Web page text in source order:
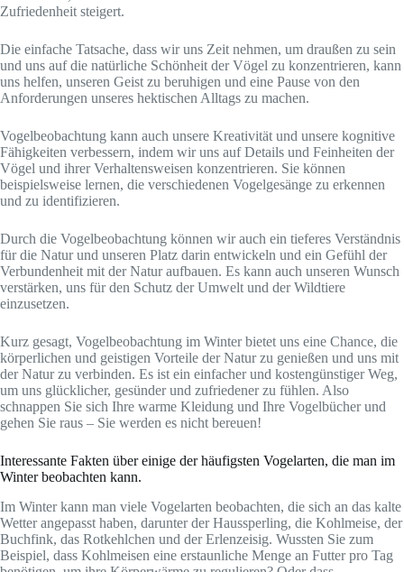
Zufriedenheit steigert.
Die einfache Tatsache, dass wir uns Zeit nehmen, um draußen zu sein
und uns auf die natürliche Schönheit der Vögel zu konzentrieren, kann
uns helfen, unseren Geist zu beruhigen und eine Pause von den
Anforderungen unseres hektischen Alltags zu machen.
Vogelbeobachtung kann auch unsere Kreativität und unsere kognitive
Fähigkeiten verbessern, indem wir uns auf Details und Feinheiten der
Vögel und ihrer Verhaltensweisen konzentrieren. Sie können
beispielsweise lernen, die verschiedenen Vogelgesänge zu erkennen
und zu identifizieren.
Durch die Vogelbeobachtung können wir auch ein tieferes Verständnis
für die Natur und unseren Platz darin entwickeln und ein Gefühl der
Verbundenheit mit der Natur aufbauen. Es kann auch unseren Wunsch
verstärken, uns für den Schutz der Umwelt und der Wildtiere
einzusetzen.
Kurz gesagt, Vogelbeobachtung im Winter bietet uns eine Chance, die
körperlichen und geistigen Vorteile der Natur zu genießen und uns mit
der Natur zu verbinden. Es ist ein einfacher und kostengünstiger Weg,
um uns glücklicher, gesünder und zufriedener zu fühlen. Also
schnappen Sie sich Ihre warme Kleidung und Ihre Vogelbücher und
gehen Sie raus – Sie werden es nicht bereuen!
Interessante Fakten über einige der häufigsten Vogelarten, die man im
Winter beobachten kann.
Im Winter kann man viele Vogelarten beobachten, die sich an das kalte
Wetter angepasst haben, darunter der Haussperling, die Kohlmeise, der
Buchfink, das Rotkehlchen und der Erlenzeisig. Wussten Sie zum
Beispiel, dass Kohlmeisen eine erstaunliche Menge an Futter pro Tag